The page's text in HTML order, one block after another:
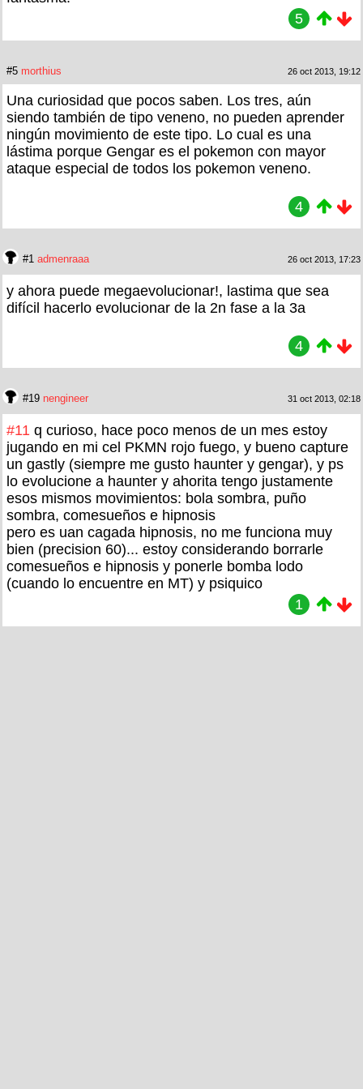
5
#5 morthius 26 oct 2013, 19:12
Una curiosidad que pocos saben. Los tres, aún
siendo también de tipo veneno, no pueden aprender
ningún movimiento de este tipo. Lo cual es una
lástima porque Gengar es el pokemon con mayor
ataque especial de todos los pokemon veneno.
4
#1 admenraaa 26 oct 2013, 17:23
y ahora puede megaevolucionar!, lastima que sea
difícil hacerlo evolucionar de la 2n fase a la 3a
4
#19 nengineer 31 oct 2013, 02:18
#11 q curioso, hace poco menos de un mes estoy
jugando en mi cel PKMN rojo fuego, y bueno capture
un gastly (siempre me gusto haunter y gengar), y ps
lo evolucione a haunter y ahorita tengo justamente
esos mismos movimientos: bola sombra, puño
sombra, comesueños e hipnosis
pero es uan cagada hipnosis, no me funciona muy
bien (precision 60)... estoy considerando borrarle
comesueños e hipnosis y ponerle bomba lodo
(cuando lo encuentre en MT) y psiquico
1